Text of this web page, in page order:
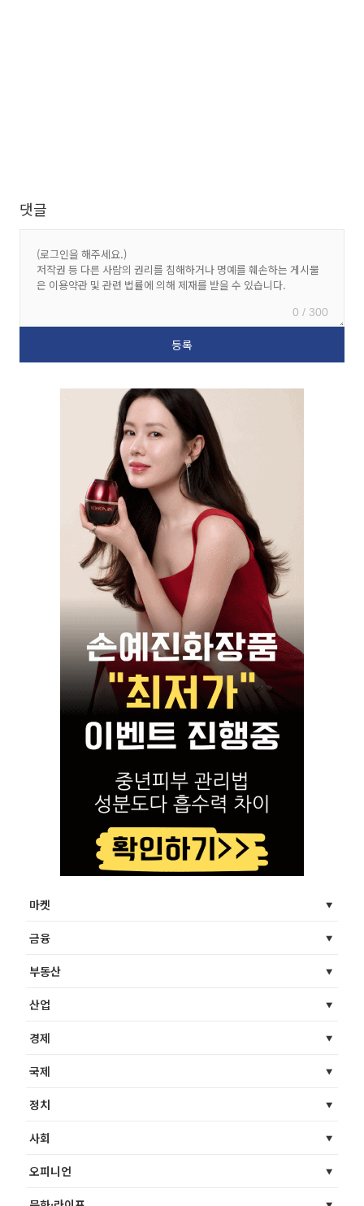
댓글
0 / 300
마켓
금융
부동산
산업
경제
국제
정치
사회
오피니언